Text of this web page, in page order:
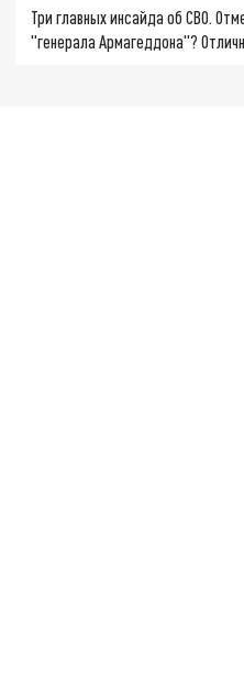
Три главных инсайда об СВО.
"генерала Армагеддона"?